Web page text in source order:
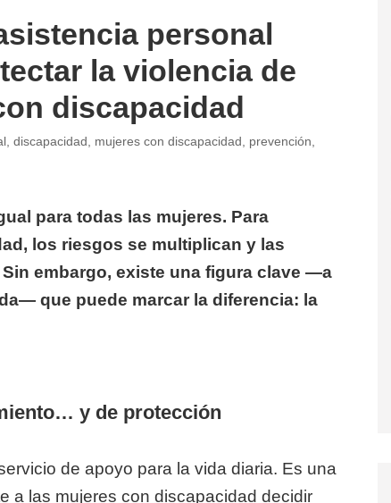
personal
la violencia de
discapacidad
,discapacidad mujeres con discapacidad prevención
para todas las mujeres. Para
los riesgos se multiplican y las
embargo, existe una figura clave —a
que puede marcar la diferencia: la
y de protección
de apoyo para la vida diaria. Es una
a las mujeres con discapacidad decidir